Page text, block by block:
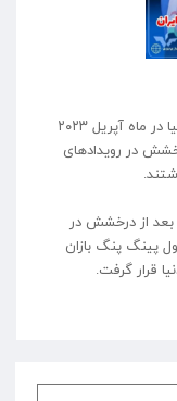
جدیدترین رنکینگ پینگ پنگ بازان پسر و دختر دنیا در ماه آپریل ۲۰۲۳
در رویدادهای
بعد از درخشش در
۳۸ پله صعود نفر اول پینگ پنگ بازان